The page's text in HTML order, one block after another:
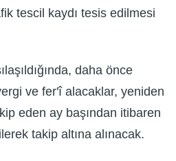
tescil kaydı tesis edilmesi
daha önce
ve fer'î alacaklar, yeniden
eden ay başından itibaren
takip altına alınacak.